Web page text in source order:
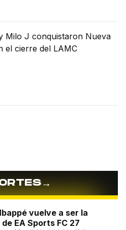
Milo J conquistaron Nueva
el cierre del LAMC
→
vuelve a ser la
EA Sports FC 27